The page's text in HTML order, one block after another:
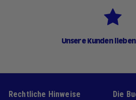
Unsere Kunden
Rechtliche Hinweise Die